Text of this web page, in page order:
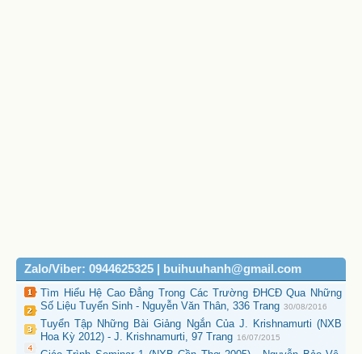
Zalo/Viber: 0944625325 | buihuuhanh@gmail.com
Tìm Hiểu Hệ Cao Đẳng Trong Các Trường ĐHCĐ Qua Những
Số Liệu Tuyển Sinh - Nguyễn Văn Thân, 336 Trang 30/08/2016
Tuyển Tập Những Bài Giảng Ngắn Của J. Krishnamurti (NXB
Hoa Kỳ 2012) - J. Krishnamurti, 97 Trang 16/07/2015